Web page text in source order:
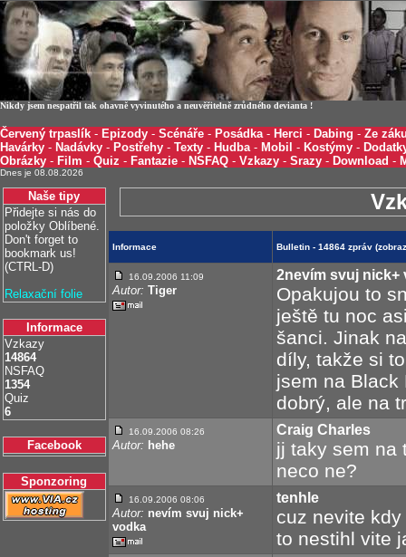
Nikdy jsem nespatřil tak ohavně vyvinutého a neuvěřitelně zrůdného devianta !
Červený trpaslík - Epizody - Scénáře - Posádka- Herci - Dabing - Ze
Havárky - Nadávky - Postřehy - Texty - Hudba- Mobil - Kostýmy -
Obrázky - Film - Quiz - Fantazie - NSFAQ - Vzkazy - Srazy - Download -
Dnes je 08.08.2026
Naše tipy
Přidejte si nás do
položky Oblíbené.
Don't forget to
bookmark us!
(CTRL-D)
Relaxační folie
Informace
Vzkazy
14864
NSFAQ
1354
Quiz
6
Facebook
Sponzoring
Informace Bulletin - 14864 zpráv
16.09.2006 11:09
Autor: Tiger
2nevím svuj nick+
Opakujou to
ještě tu noc
šanci. Jinak
díly, takže si
jsem na Black
dobrý, ale na
16.09.2006 08:26
Autor: hehe
Craig Charles
jj taky sem na
neco ne?
16.09.2006 08:06
Autor: nevím svuj nick+
vodka
tenhle
cuz nevite
to nestihl vite